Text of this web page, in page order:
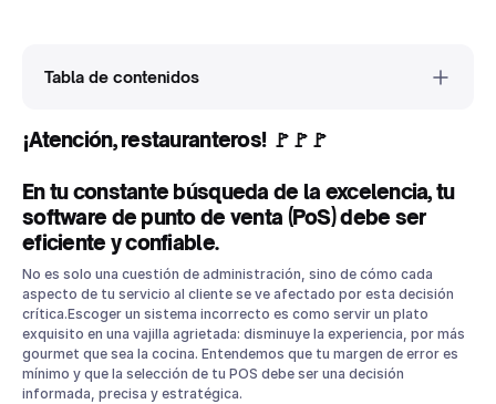
Tabla de contenidos
¡Atención, restauranteros! 🚩🚩🚩
punto de venta (PoS) debe ser eficiente y confiable.
Mala Atención al Cliente
Interfaz Complicada u Obsoleta
Deficiencias de Estabilidad
Costos Ocultos y Tarifas Adicionales
Escalabilidad Limitada
El crecimiento es el objetivo de todo restaurante exitoso,
pero ¿está tu sistema POS listo para el reto?
Conclusión
¡Atención, restauranteros! 🚩🚩🚩
En tu constante búsqueda de la excelencia, tu
software de punto de venta (PoS) debe ser
eficiente y confiable.
No es solo una cuestión de administración, sino de cómo cada
aspecto de tu servicio al cliente se ve afectado por esta decisión
crítica.Escoger un sistema incorrecto es como servir un plato
exquisito en una vajilla agrietada: disminuye la experiencia, por más
gourmet que sea la cocina. Entendemos que tu margen de error es
mínimo y que la selección de tu POS debe ser una decisión
informada, precisa y estratégica.